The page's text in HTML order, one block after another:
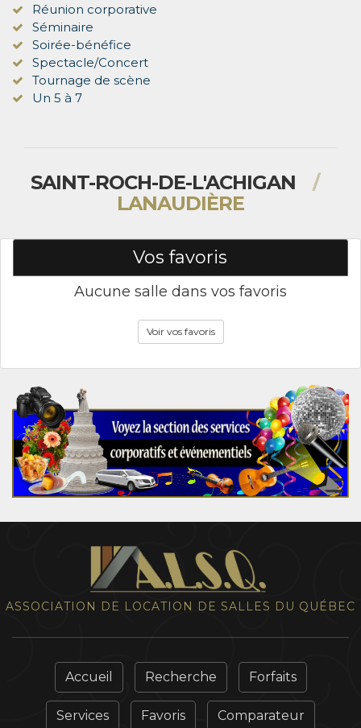
Réunion corporative
Séminaire
Soirée-bénéfice
Spectacle/Concert
Tournage de scène
Un 5 à 7
SAINT-ROCH-DE-L'ACHIGAN
/
LANAUDIÈRE
Vos favoris
Aucune salle dans vos favoris
Voir vos favoris
ASSOCIATION DE LOCATION DE SALLES DU QUÉBEC
Accueil Recherche Forfaits
Services Favoris Comparateur